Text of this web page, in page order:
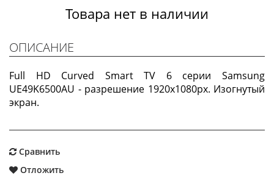
Товара нет в наличии
ОПИСАНИЕ
Full HD Curved Smart TV 6 серии Samsung
UE49K6500AU - разрешение 1920х1080px. Изогнутый
экран.
Сравнить
Отложить